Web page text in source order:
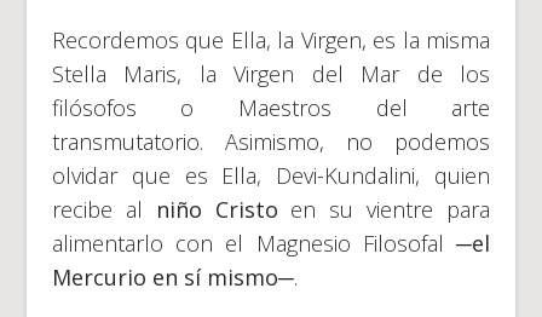
Recordemos que Ella, la Virgen, es la misma
Stella Maris, la Virgen del Mar de los
filósofos o Maestros del arte
transmutatorio. Asimismo, no podemos
olvidar que es Ella, Devi-Kundalini, quien
recibe al
niño Cristo en su vientre para
alimentarlo con el Magnesio Filosofal ─el
Mercurio en sí mismo─.